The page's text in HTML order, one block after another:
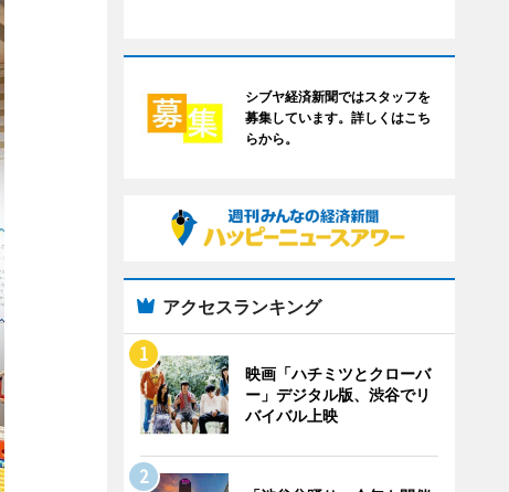
シブヤ経済新聞ではスタッフを
募集しています。詳しくはこち
らから。
アクセスランキング
映画「ハチミツとクローバ
ー」デジタル版、渋谷でリ
バイバル上映